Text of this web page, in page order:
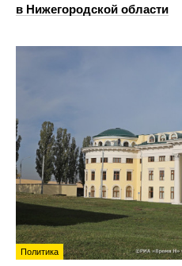
в Нижегородской области
Политика